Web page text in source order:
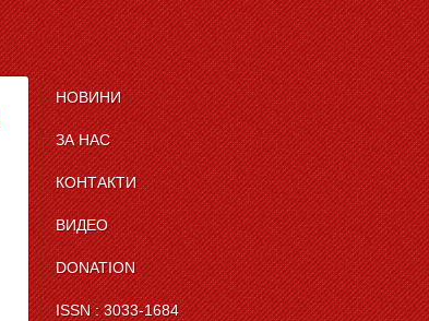
НОВИНИ
ЗА НАС
КОНТАКТИ
ВИДЕО
DONATION
ISSN : 3033-1684